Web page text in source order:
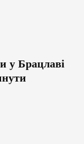
у Брацлаві